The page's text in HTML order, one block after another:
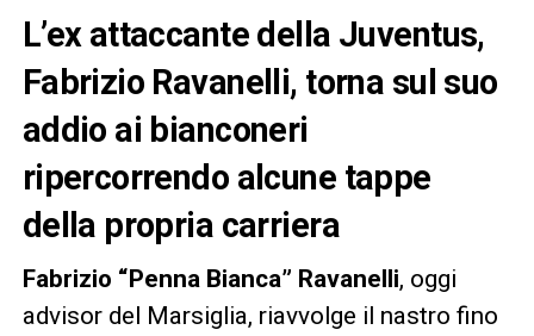
L’ex attaccante della Juventus,
Fabrizio Ravanelli, torna sul suo
addio ai bianconeri
ripercorrendo alcune tappe
della propria carriera
Fabrizio “Penna Bianca” Ravanelli, oggi
advisor del Marsiglia, riavvolge il nastro fino